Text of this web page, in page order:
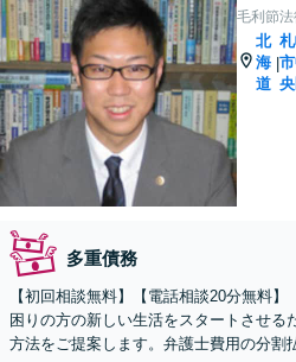
毛利節
北
海
道
|
多重債務
【初回相談無料】【電話相談20分無料
困りの方の新しい生活をスタートさせる
方法をご提案します。弁護士費用の分割